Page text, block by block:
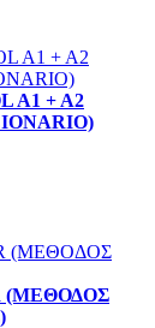
A1 + A2
(ΜΕΘΟΔΟΣ